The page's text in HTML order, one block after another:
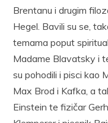
Brentanu i drugim
Hegel. Bavili su se,
temama poput
Madame Blavatsky i
su pohodili i pisci kao
Max Brod i Kafka, a
Einstein te fizičar